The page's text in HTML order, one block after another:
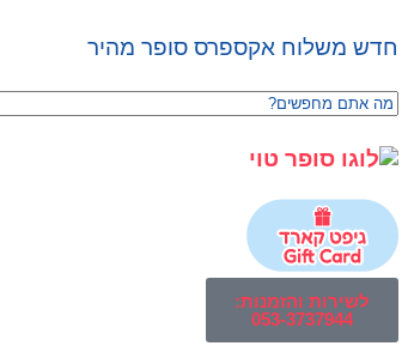
חדש משלוח אקספרס סופר מהיר
לשירות והזמנות:
053-3737944